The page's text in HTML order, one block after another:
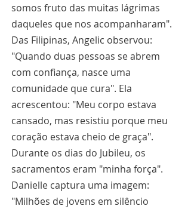
somos fruto das muitas lágrimas
daqueles que nos acompanharam".
Das Filipinas, Angelic observou:
"Quando duas pessoas se abrem
com confiança, nasce uma
comunidade que cura". Ela
acrescentou: "Meu corpo estava
cansado, mas resistiu porque meu
coração estava cheio de graça".
Durante os dias do Jubileu, os
sacramentos eram "minha força".
Danielle captura uma imagem:
"Milhões de jovens em silêncio